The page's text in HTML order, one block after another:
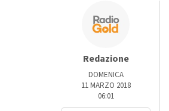
Redazione
DOMENICA
11 MARZO 2018
06:01